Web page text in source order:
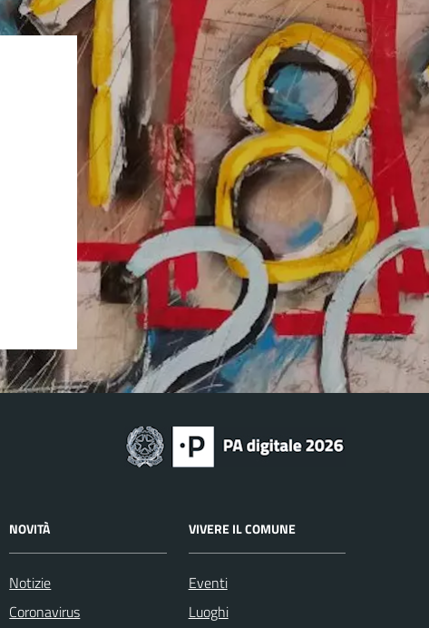
NOVITÀ
Notizie
Coronavirus
VIVERE IL COMUNE
Eventi
Luoghi